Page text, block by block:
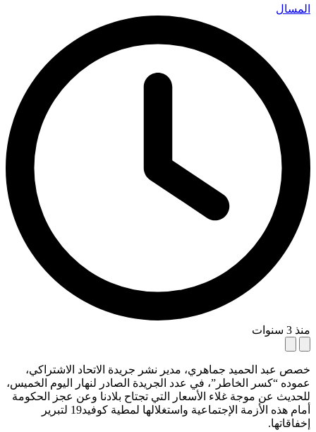
المسال
منذ 3 سنوات
خصص عبد الحميد جماهري، مدير نشر جريدة الاتحاد الاشتراكي،
عموده “كسر الخاطر”، في عدد الجريدة الصادر لنهار اليوم الخميس،
للحديث عن موجة غلاء الأسعار التي تجتاح بلادنا وعن عجز الحكومة
أمام هذه الأزمة الإجتماعية واستغلالها لمطية كوفيد19 لتبرير
إخفاقاتها.